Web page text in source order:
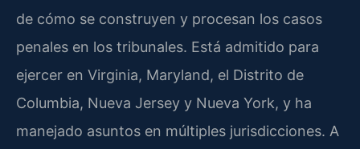
de cómo se construyen y procesan los casos
penales en los tribunales. Está admitido para
ejercer en Virginia, Maryland, el Distrito de
Columbia, Nueva Jersey y Nueva York, y ha
manejado asuntos en múltiples jurisdicciones. A